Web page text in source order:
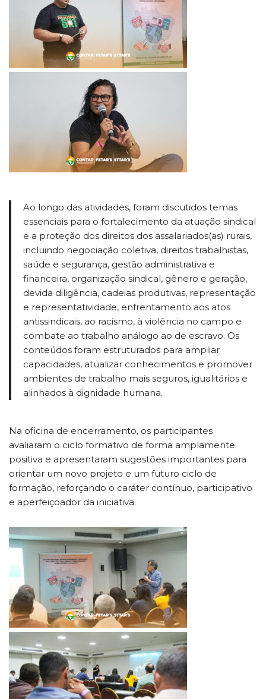
Ao longo das atividades, foram discutidos temas
essenciais para o fortalecimento da atuação sindical
e a proteção dos direitos dos assalariados(as) rurais,
incluindo negociação coletiva, direitos trabalhistas,
saúde e segurança, gestão administrativa e
financeira, organização sindical, gênero e geração,
devida diligência, cadeias produtivas, representação
e representatividade, enfrentamento aos atos
antissindicais, ao racismo, à violência no campo e
combate ao trabalho análogo ao de escravo. Os
conteúdos foram estruturados para ampliar
capacidades, atualizar conhecimentos e promover
ambientes de trabalho mais seguros, igualitários e
alinhados à dignidade humana.
Na oficina de encerramento, os participantes
avaliaram o ciclo formativo de forma amplamente
positiva e apresentaram sugestões importantes para
orientar um novo projeto e um futuro ciclo de
formação, reforçando o caráter contínuo, participativo
e aperfeiçoador da iniciativa.